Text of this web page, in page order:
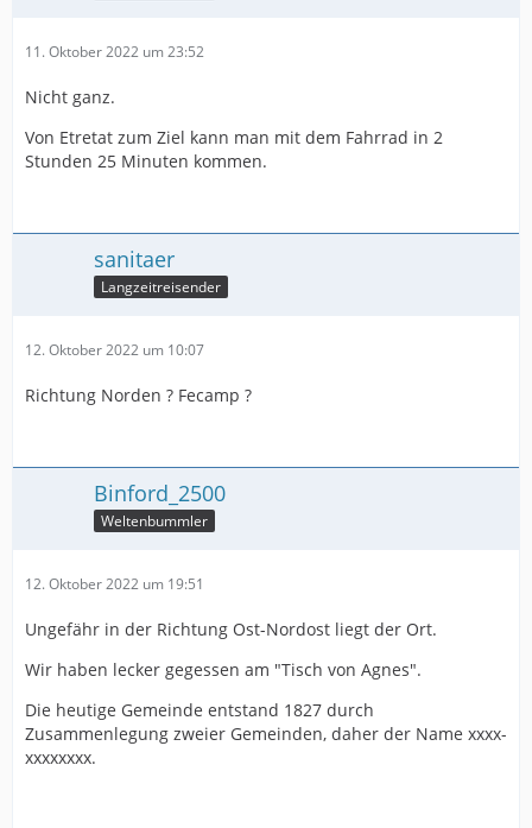
11. Oktober 2022 um 23:52
Nicht ganz.
Von Etretat zum Ziel kann man mit dem Fahrrad in 2
Stunden 25 Minuten kommen.
sanitaer
Langzeitreisender
12. Oktober 2022 um 10:07
Richtung Norden ? Fecamp ?
Binford_2500
Weltenbummler
12. Oktober 2022 um 19:51
Ungefähr in der Richtung Ost-Nordost liegt der Ort.
Wir haben lecker gegessen am "Tisch von Agnes".
Die heutige Gemeinde entstand 1827 durch
Zusammenlegung zweier Gemeinden, daher der Name xxxx-
xxxxxxxx.